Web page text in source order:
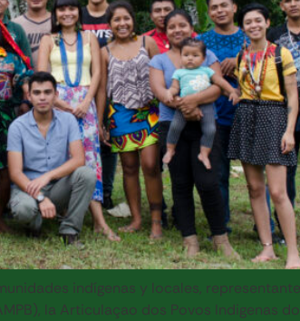
indígenas y locales,
la Articulaçao dos Povos Indigenas